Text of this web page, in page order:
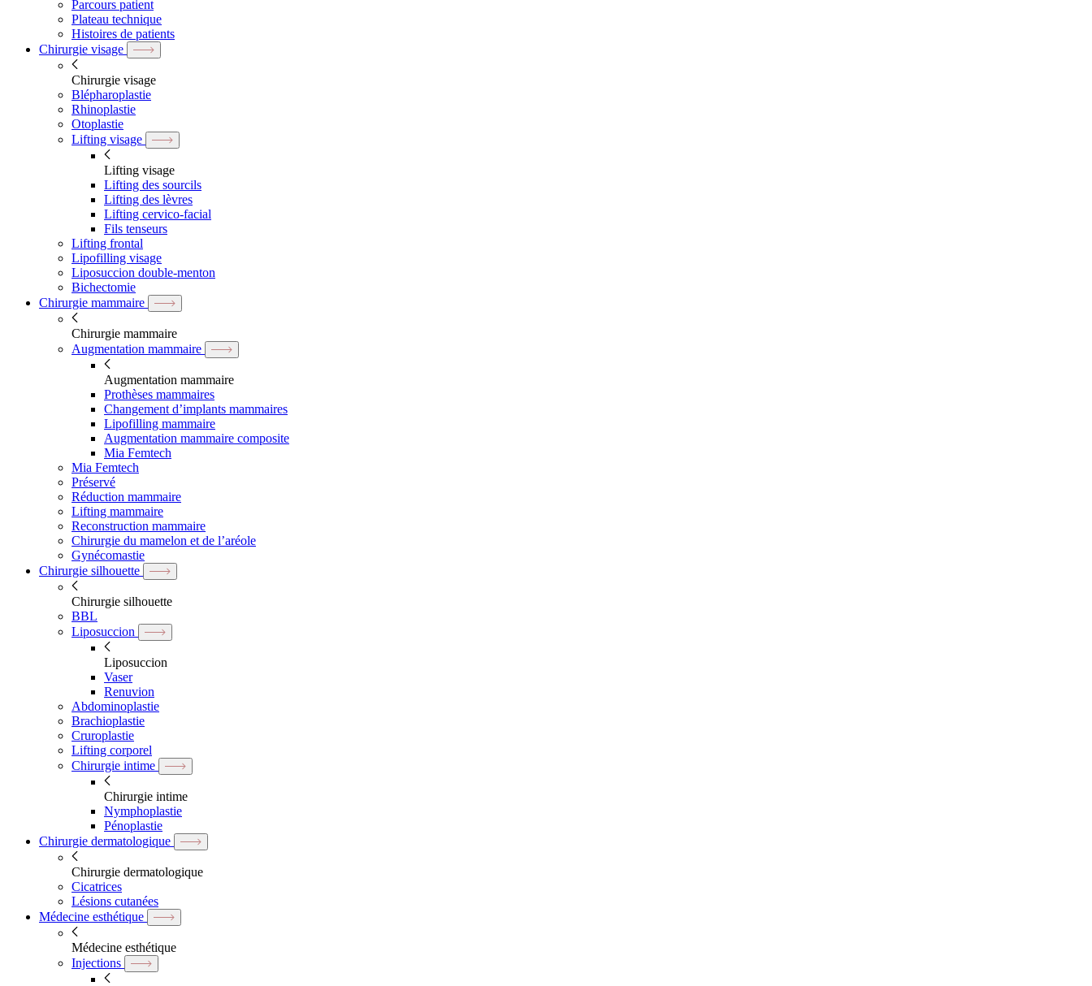
Parcours patient
Plateau technique
Histoires de patients
Chirurgie visage
Chirurgie visage
Blépharoplastie
Rhinoplastie
Otoplastie
Lifting visage
Lifting visage
Lifting des sourcils
Lifting des lèvres
Lifting cervico-facial
Fils tenseurs
Lifting frontal
Lipofilling visage
Liposuccion double-menton
Bichectomie
Chirurgie mammaire
Chirurgie mammaire
Augmentation mammaire
Augmentation mammaire
Prothèses mammaires
Changement d’implants mammaires
Lipofilling mammaire
Augmentation mammaire composite
Mia Femtech
Mia Femtech
Préservé
Réduction mammaire
Lifting mammaire
Reconstruction mammaire
Chirurgie du mamelon et de l’aréole
Gynécomastie
Chirurgie silhouette
Chirurgie silhouette
BBL
Liposuccion
Liposuccion
Vaser
Renuvion
Abdominoplastie
Brachioplastie
Cruroplastie
Lifting corporel
Chirurgie intime
Chirurgie intime
Nymphoplastie
Pénoplastie
Chirurgie dermatologique
Chirurgie dermatologique
Cicatrices
Lésions cutanées
Médecine esthétique
Médecine esthétique
Injections